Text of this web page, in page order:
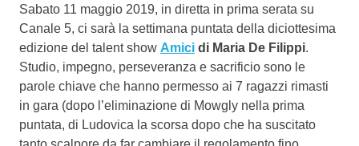
Sabato 11 maggio 2019, in diretta in prima serata su
Canale 5, ci sarà la settimana puntata della diciottesima
edizione del talent show Amici di Maria De Filippi.
Studio, impegno, perseveranza e sacrificio sono le
parole chiave che hanno permesso ai 7 ragazzi rimasti
in gara (dopo l’eliminazione di Mowgly nella prima
puntata, di Ludovica la scorsa dopo che ha suscitato